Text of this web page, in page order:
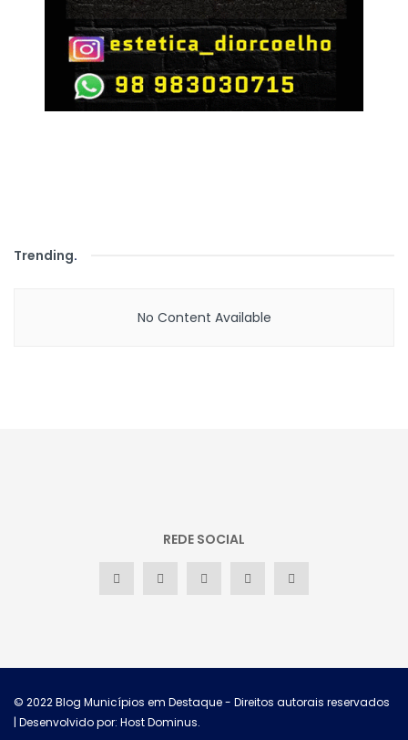
Trending.
No Content Available
REDE SOCIAL
© 2022Blog Municípios em Destaque- Direitos autorais reservados
| Desenvolvido por: Host Dominus.